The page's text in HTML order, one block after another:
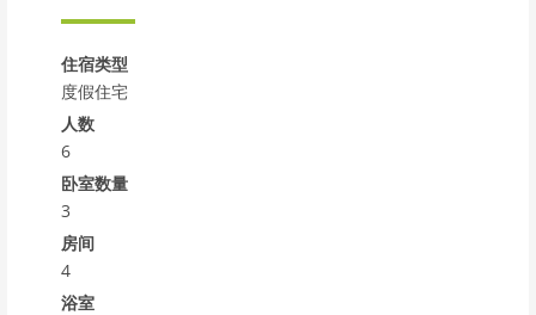
住宿类型
度假住宅
人数
6
卧室数量
3
房间
4
浴室